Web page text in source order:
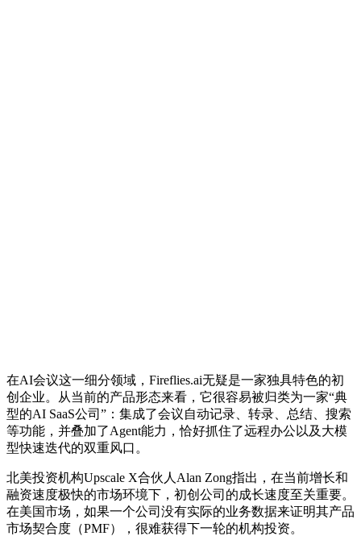
在AI会议这一细分领域，Fireflies.ai无疑是一家独具特色的初
创企业。从当前的产品形态来看，它很容易被归类为一家“典
型的AI SaaS公司”：集成了会议自动记录、转录、总结、搜索
等功能，并叠加了Agent能力，恰好抓住了远程办公以及大模
型快速迭代的双重风口。
北美投资机构Upscale X合伙人Alan Zong指出，在当前增长和
融资速度极快的市场环境下，初创公司的成长速度至关重要。
在美国市场，如果一个公司没有实际的业务数据来证明其产品
市场契合度（PMF），很难获得下一轮的机构投资。